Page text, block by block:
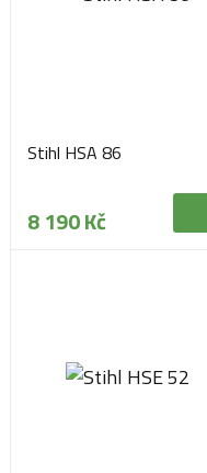
Stihl HSA 86
8 190 Kč